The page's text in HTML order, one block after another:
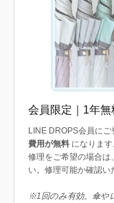
会員限定｜1年
LINE DROPS会員にご
費用が無料 になります
修理をご希望の場合は
い。修理可能か確認い
※1回のみ有効。傘や